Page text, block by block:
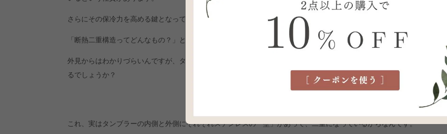
さらにその保冷力を高める鍵となっているのが、 です。
「断熱二重構造ってどんなもの？」と気になった方のために、少し詳しくみていきましょう。
外見からはわかりづらいんですが、タンブラーの内側を覗いてみると、側面に厚みがあり、やや膨らんでいるのがわか
るでしょうか？
これ、実はタンブラーの内側と外側にそれぞれステンレスの「壁」があって、二重になっているからなんです。